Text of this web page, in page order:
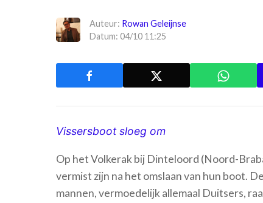
Auteur: Rowan Geleijnse
Datum: 04/10 11:25
Vissersboot sloeg om
Op het Volkerak bij Dinteloord (Noord-
vermist zijn na het omslaan van hun boot.
mannen, vermoedelijk allemaal Duitsers,